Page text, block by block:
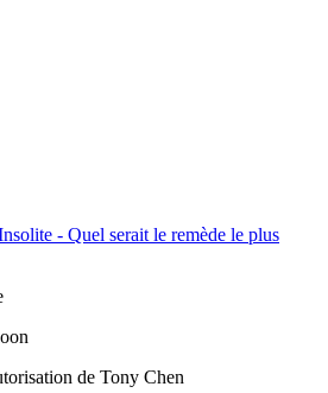
- Quel serait le remède le plus
de Tony Chen